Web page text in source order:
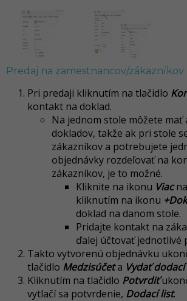
Predaj na zamestnancov/zákazníkov
Pri predaji kliknutím na tlačidlo
kontakt na doklad.
Na jednom stole môžete mať
dokladov, takže ak pri stole
zákazníkov a potrebujete
objednávky rozdeľovať na
zákazníkov, je to možné.
Kliknite na ikonu Viac
kliknutím na ikonu
doklad na danom stole.
Pridajte kontakt na
ďalej účtovať jednotlivé
Takto vytvorenú objednávku
tlačidlo Medzisúčeta Vydať
Kliknutím na tlačidlo Potvrdiť
vytlačí sa potvrdenie, Dodací list.